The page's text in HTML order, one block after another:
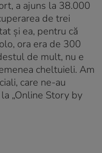
a ajuns la 38.000
de trei
și ea, pentru că
ora era de 300
de mult, nu e
cheltuieli. Am
care ne-au
„Online Story by